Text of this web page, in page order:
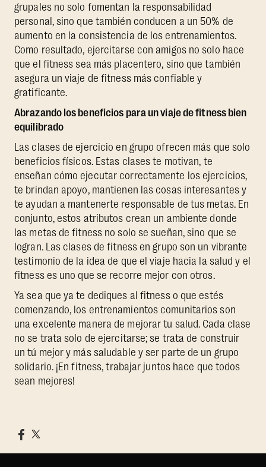
grupales no solo fomentan la responsabilidad
personal, sino que también conducen a un 50% de
aumento en la consistencia de los entrenamientos.
Como resultado, ejercitarse con amigos no solo hace
que el fitness sea más placentero, sino que también
asegura un viaje de fitness más confiable y
gratificante.
Abrazando los beneficios para un viaje de fitness bien
equilibrado
Las clases de ejercicio en grupo ofrecen más que solo
beneficios físicos. Estas clases te motivan, te
enseñan cómo ejecutar correctamente los ejercicios,
te brindan apoyo, mantienen las cosas interesantes y
te ayudan a mantenerte responsable de tus metas. En
conjunto, estos atributos crean un ambiente donde
las metas de fitness no solo se sueñan, sino que se
logran. Las clases de fitness en grupo son un vibrante
testimonio de la idea de que el viaje hacia la salud y el
fitness es uno que se recorre mejor con otros.
Ya sea que ya te dediques al fitness o que estés
comenzando, los entrenamientos comunitarios son
una excelente manera de mejorar tu salud. Cada clase
no se trata solo de ejercitarse; se trata de construir
un tú mejor y más saludable y ser parte de un grupo
solidario. ¡En fitness, trabajar juntos hace que todos
sean mejores!